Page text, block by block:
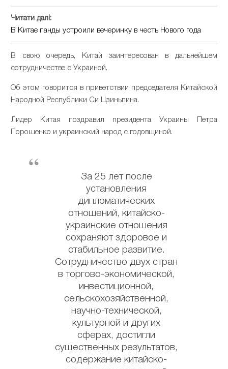
Читати далі:
В Китае панды устроили вечеринку в честь Нового года
В свою очередь, Китай заинтересован в дальнейшем
сотрудничестве с Украиной.
Об этом говорится в приветствии председателя Китайской
Народной Республики Си Цзиньпина.
Лидер Китая поздравил президента Украины Петра
Порошенко и украинский народ с годовщиной.
За 25 лет после
установления
дипломатических
отношений, китайско-
украинские отношения
сохраняют здоровое и
стабильное развитие.
Сотрудничество двух стран
в торгово-экономической,
инвестиционной,
сельскохозяйственной,
научно-технической,
культурной и других
сферах, достигли
существенных результатов,
содержание китайско-